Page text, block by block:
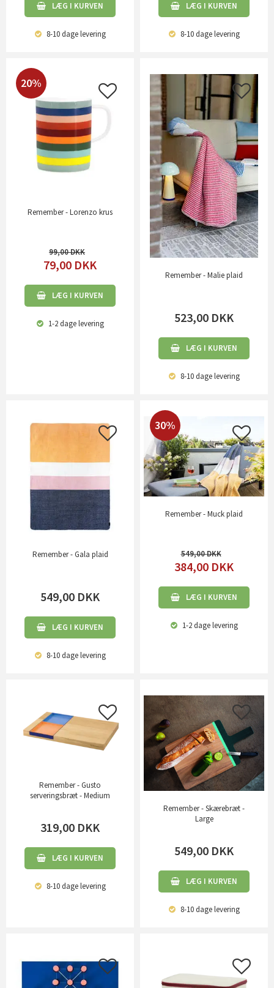
LÆG I KURVEN
8-10 dagelevering
LÆG I KURVEN
8-10 dagelevering
20%
Remember - Lorenzo krus
99,00
79,00 DKK
LÆG I KURVEN
1-2 dagelevering
Remember - Malie plaid
523,00 DKK
LÆG I KURVEN
8-10 dagelevering
Remember - Gala plaid
549,00 DKK
LÆG I KURVEN
8-10 dagelevering
30%
Remember - Muck plaid
549,00
384,00 DKK
LÆG I KURVEN
1-2 dagelevering
Remember - Gusto
serveringsbræt - Medium
319,00 DKK
LÆG I KURVEN
8-10 dagelevering
Remember - Skærebræt -
Large
549,00 DKK
LÆG I KURVEN
8-10 dagelevering